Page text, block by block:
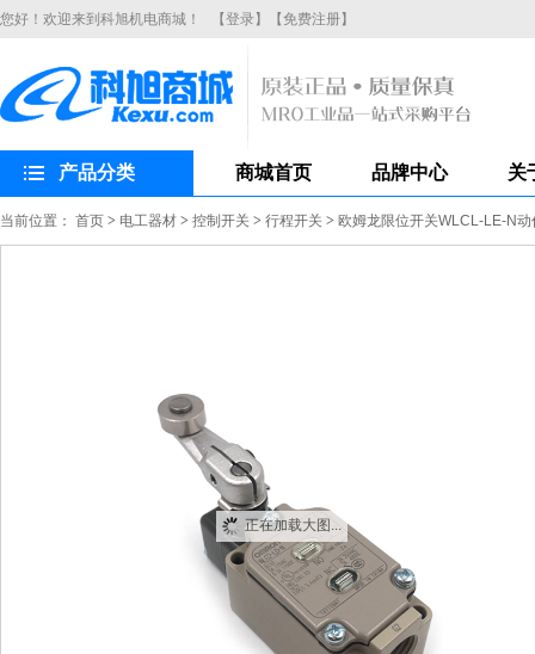
您好！欢迎来到科旭机电商城！ 【登录】 【免费注册】
产品分类 商城首页 品牌中心 关
当前位置： 首页 > 电工器材 > 控制开关 > 行程开关 > 欧姆龙限位开关WLCL-LE-N
正在加载大图...